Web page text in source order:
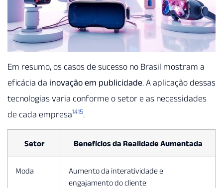
Em resumo, os casos de sucesso no Brasil mostram a
eficácia da inovação em publicidade. A aplicação dessas
tecnologias varia conforme o setor e as necessidades
de cada empresa1415.
Setor Benefícios da Realidade Aumentada
Moda
Aumento da interatividade e
engajamento do cliente